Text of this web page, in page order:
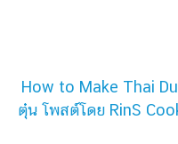
How to Make Thai
ตุ๋น โพสต์โดย RinS